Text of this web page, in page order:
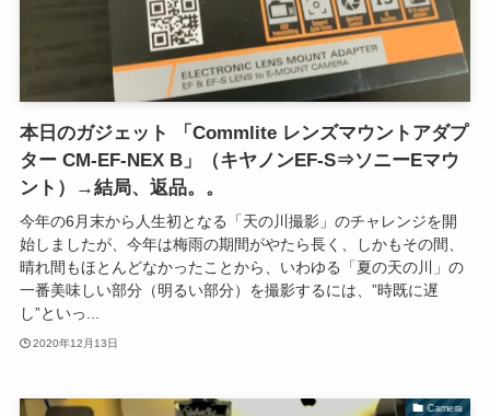
本日のガジェット 「Commlite レンズマウントアダプ
ター CM-EF-NEX B」（キヤノンEF-S⇒ソニーEマウ
ント）→結局、返品。。
今年の6月末から人生初となる「天の川撮影」のチャレンジを開
始しましたが、今年は梅雨の期間がやたら長く、しかもその間、
晴れ間もほとんどなかったことから、いわゆる「夏の天の川」の
一番美味しい部分（明るい部分）を撮影するには、”時既に遅
し”といっ...
2020年12月13日
Camera